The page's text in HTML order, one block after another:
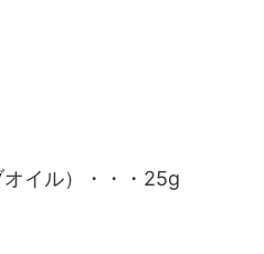
オイル）・・・25g